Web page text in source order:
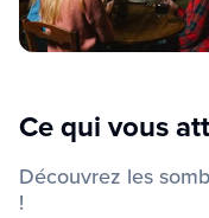
Ce qui vous
Découvrez les
!